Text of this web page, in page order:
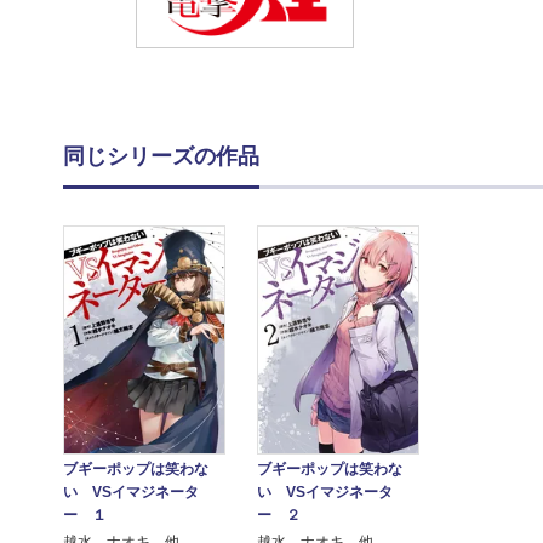
同じシリーズの作品
ブギーポップは笑わな
い VSイマジネータ
ー １
ブギーポップは笑わな
い VSイマジネータ
ー ２